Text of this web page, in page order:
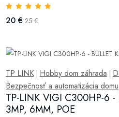
20 € 25 €
TP LINK | Hobby dom záhrada |
Bezpečnosť a automatizácia domu
TP-LINK VIGI C300HP-6 -
3MP, 6MM, POE